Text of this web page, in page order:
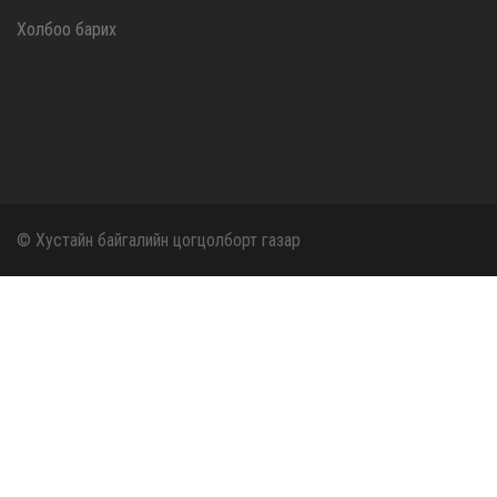
Холбоо барих
© Хустайн байгалийн цогцолборт газар